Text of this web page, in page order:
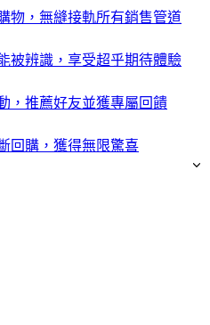
物，無縫接軌所有銷售管道
被辨識，享受超乎期待體驗
，推薦好友並獲專屬回饋
回購，獲得無限驚喜